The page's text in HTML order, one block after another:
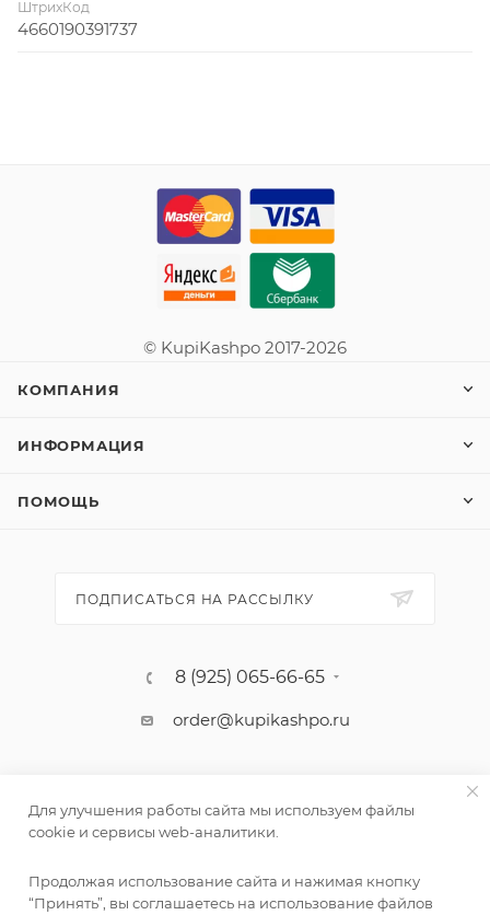
ШтрихКод
4660190391737
© KupiKashpo 2017-2026
КОМПАНИЯ
ИНФОРМАЦИЯ
ПОМОЩЬ
ПОДПИСАТЬСЯ НА РАССЫЛКУ
8 (925) 065-66-65
order@kupikashpo.ru
Для улучшения работы сайта мы используем файлы
cookie и сервисы web-аналитики.
Продолжая использование сайта и нажимая кнопку
“Принять”, вы соглашаетесь на использование файлов